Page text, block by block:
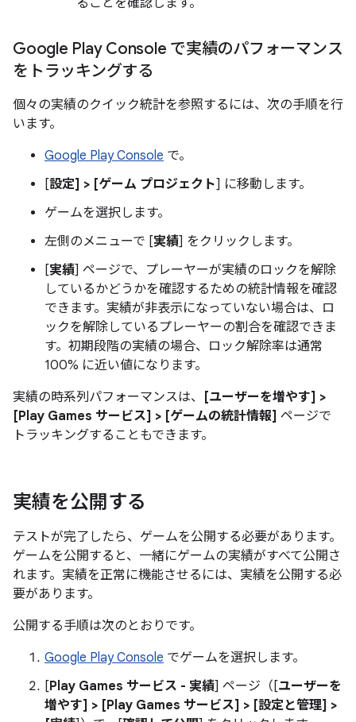
ることを確認します。
Google Play Console で実績のパフォーマンス
をトラッキングする
個々の実績のクイック統計を参照するには、次の手順を行
います。
Google Play Console で。
[設定] > [ゲーム プロジェクト] に移動します。
ゲームを選択します。
左側のメニューで [実績] をクリックします。
[実績] ページで、プレーヤーが実績のロックを解除
しているかどうかを確認するための統計情報を確認
できます。実績が非表示になっていない場合は、ロ
ックを解除しているプレーヤーの割合を確認できま
す。初期段階の実績の場合、ロック解除率は通常
100% に近い値になります。
実績の時系列パフォーマンスは、
[ユーザーを増やす] >
[Play Games サービス] > [ゲームの統計情報] ページで
トラッキングすることもできます。
実績を公開する
テストが完了したら、ゲームを公開する必要があります。
ゲームを公開すると、一緒にゲームの実績がすべて公開さ
れます。実績を正常に機能させるには、実績を公開する必
要があります。
公開する手順は次のとおりです。
Google Play Console でゲームを選択します。
[Play Games サービス - 実績] ページ（[ユーザーを
増やす] > [Play Games サービス] > [設定と管理] >